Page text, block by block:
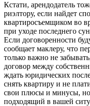
Кстати, арендодатель
риэлтору, если найдет
квартиросъемщиком во
при уходе последнего
Если договоренности
сообщает маклеру, что
только важно не
договор между
ждать юридических
снять квартиру и не
свои плюсы и минусы,
подходящий в вашей